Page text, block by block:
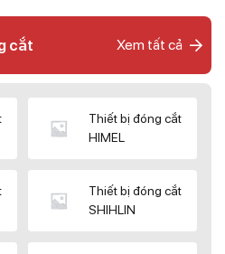
cắt Xem tất cả
Thiết bị đóng cắt
HIMEL
Thiết bị đóng cắt
SHIHLIN